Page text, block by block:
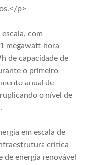
p>
com
megawatt-hora
de capacidade de
o primeiro
anual de
o nível de
em escala de
crítica
energia renovável